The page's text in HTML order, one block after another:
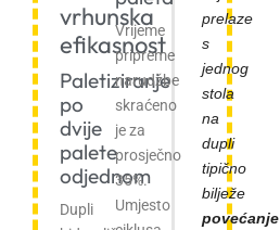
vrhunska
efikasnost
Paletiziranje
po
dvije
palete
odjednom
Dupli
Vrijeme
pripreme
narudžbe
skraćeno
je za
prosječno
35%.
Umjesto
prelaze
s
jednog
stola
na
dupli
tipično
bilježe
povećanje